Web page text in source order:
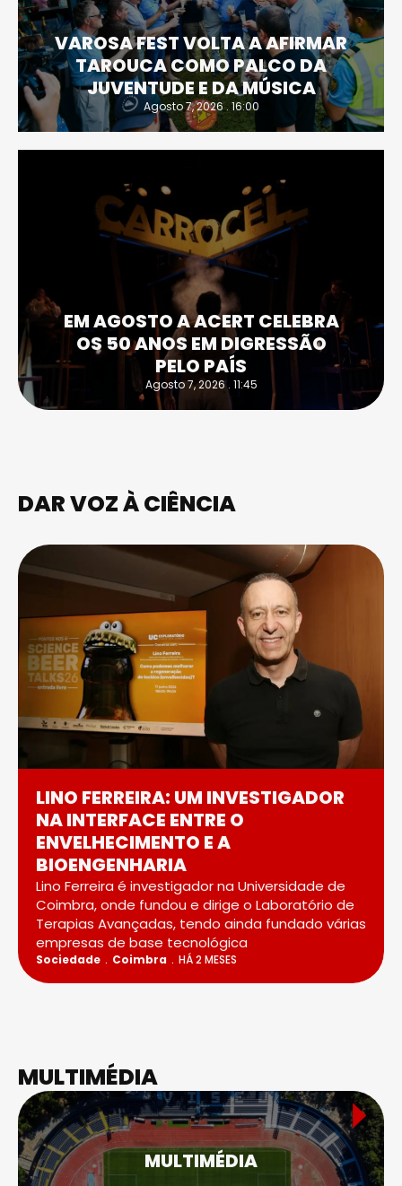
VAROSA FEST VOLTA A AFIRMAR
TAROUCA COMO PALCO DA
JUVENTUDE E DA MÚSICA
Agosto 7, 2026 . 16:00
EM AGOSTO A ACERT CELEBRA
OS 50 ANOS EM DIGRESSÃO
PELO PAÍS
Agosto 7, 2026 . 11:45
DAR VOZ À CIÊNCIA
LINO FERREIRA: UM INVESTIGADOR
NA INTERFACE ENTRE O
ENVELHECIMENTO E A
BIOENGENHARIA
Lino Ferreira é investigador na Universidade de
Coimbra, onde fundou e dirige o Laboratório de
Terapias Avançadas, tendo ainda fundado várias
empresas de base tecnológica
Sociedade Coimbra HÁ 2 MESES
MULTIMÉDIA
MULTIMÉDIA